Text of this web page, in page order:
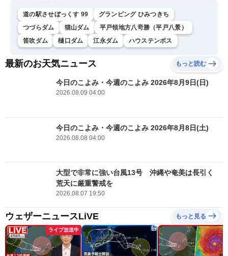
道の駅させぼっくす 99
グランピング ひみつきち
つづらダム
猫山ダム
平戸領地方八竒勝（平戸八景）
笛吹ダム
樋口ダム 江永ダム ハウステンボス
最新のお天気ニュース もっと読む
今日のこよみ・今週のこよみ 2026年8月9日(日)
2026.08.09 04:00
今日のこよみ・今週のこよみ 2026年8月8日(土)
2026.08.08 04:00
大型で非常に強い台風13号 沖縄や奄美は長引く
荒天に厳重警戒を
2026.08.07 19:50
ウェザーニュースLiVE もっと見る
ライブ放送中